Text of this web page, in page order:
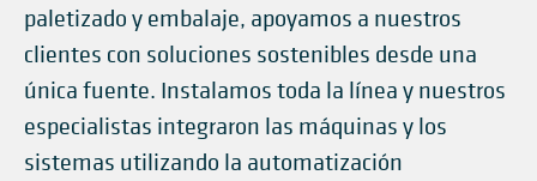
paletizado y embalaje, apoyamos a nuestros
clientes con soluciones sostenibles desde una
única fuente. Instalamos toda la línea y nuestros
especialistas integraron las máquinas y los
sistemas utilizando la automatización